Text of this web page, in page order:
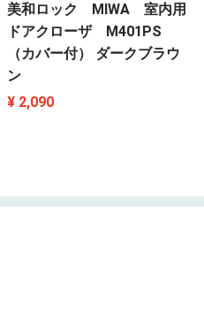
美和ロック MIWA 室内用
ドアクローザ M401PS
（カバー付） ダークブラウ
ン
¥ 2,090